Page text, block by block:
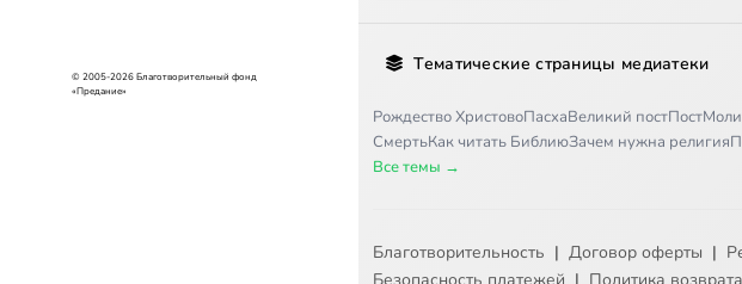
© 2005-2026 Благотворительный фонд
«Предание»
Тематические страницы медиатеки
Рождество ХристовоПасхаВеликий постПост
СмертьКак читать БиблиюЗачем нужна религия
Все темы →
Благотворительность | Договор оферты |
Безопасность платежей | Политика возврата